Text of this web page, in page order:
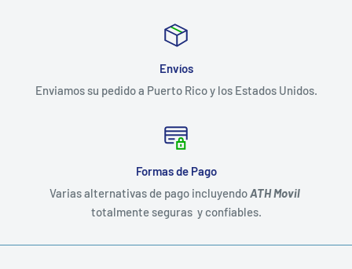
Envíos
Enviamos su pedido a Puerto Rico y los Estados Unidos.
Formas de Pago
Varias alternativas de pago incluyendoATH Movil
totalmente seguras y confiables.